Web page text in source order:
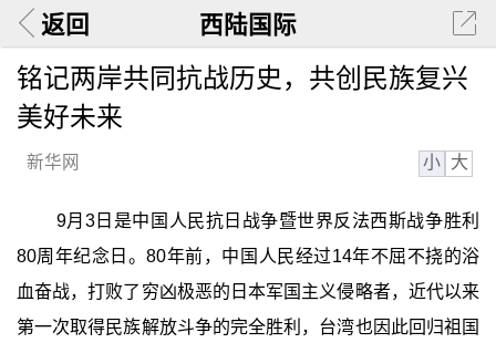
返回 西陆国际
铭记两岸共同抗战历史，共创民族复兴
美好未来
新华网 小 大
9月3日是中国人民抗日战争暨世界反法西斯战争胜利
80周年纪念日。80年前，中国人民经过14年不屈不挠的浴
血奋战，打败了穷凶极恶的日本军国主义侵略者，近代以来
第一次取得民族解放斗争的完全胜利，台湾也因此回归祖国